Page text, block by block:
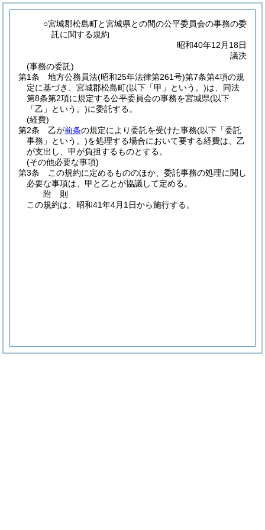
○宮城郡松島町と宮城県との間の公平委員会の事務の委
託に関する規約
昭和40年12月18日
議決
(事務の委託)
第1条
地方公務員法(昭和25年法律第261号)第7条第4項の規
定に基づき、宮城郡松島町(以下「甲」という。)は、同法
第8条第2項に規定する公平委員会の事務を宮城県(以下
「乙」という。)に委託する。
(経費)
第2条
乙が前条の規定により委託を受けた事務(以下「委託
事務」という。)を処理する場合において要する経費は、乙
が支出し、甲が負担するものとする。
(その他必要な事項)
第3条
この規約に定めるもののほか、委託事務の処理に関し
必要な事項は、甲と乙とが協議して定める。
附 則
この規約は、昭和41年4月1日から施行する。